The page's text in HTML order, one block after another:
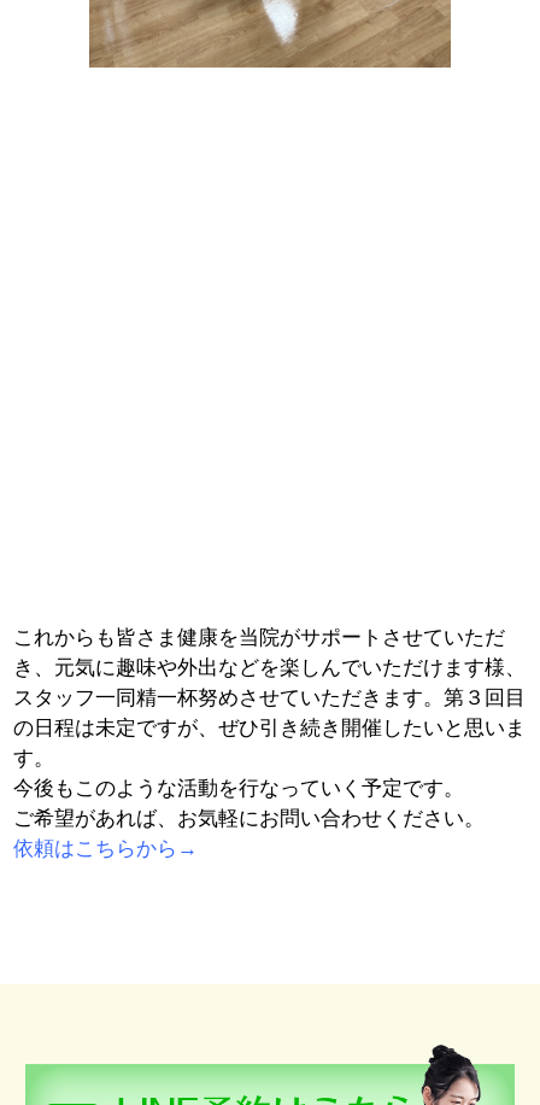
これからも皆さま健康を当院がサポートさせていただ
き、元気に趣味や外出などを楽しんでいただけます様、
スタッフ一同精一杯努めさせていただきます。第３回目
の日程は未定ですが、ぜひ引き続き開催したいと思いま
す。
今後もこのような活動を行なっていく予定です。
ご希望があれば、お気軽にお問い合わせください。
依頼はこちらから→